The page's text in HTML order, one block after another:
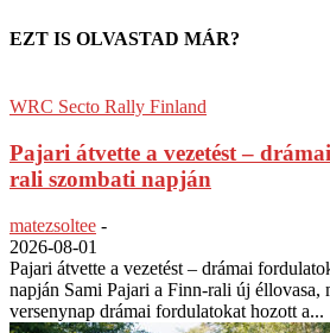
EZT IS OLVASTAD MÁR?
WRC Secto Rally Finland
Pajari átvette a vezetést –
rali szombati napján
matezsoltee -
2026-08-01
Pajari átvette a vezetést – drámai
napján Sami Pajari a Finn-rali új éllovasa,
versenynap drámai fordulatokat hozott a...